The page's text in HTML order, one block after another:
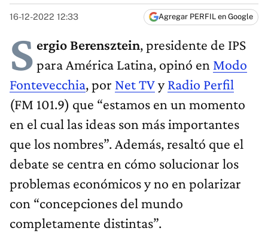
16-12-2022 12:33 Agregar PERFIL en Google
S ergio Berensztein, presidente de IPS
para América Latina, opinó en Modo
Fontevecchia, por Net TVyRadio Perfil
(FM 101.9) que “estamos en un momento
en el cual las ideas son más importantes
que los nombres”. Además, resaltó que el
debate se centra en cómo solucionar los
problemas económicos y no en polarizar
con “concepciones del mundo
completamente distintas”.